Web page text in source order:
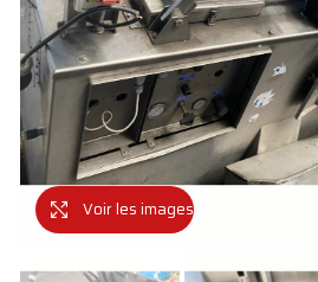
Voir les images